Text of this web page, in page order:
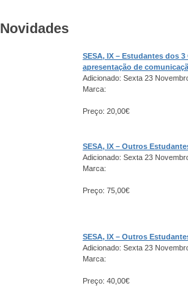
Novidades
SESA, IX – Estudantes dos
apresentação de
Adicionado: Sexta 23
Marca:
Preço: 20,00€
SESA, IX – Outros
Adicionado: Sexta 23
Marca:
Preço: 75,00€
SESA, IX – Outros
Adicionado: Sexta 23
Marca:
Preço: 40,00€